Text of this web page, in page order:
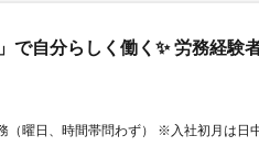
で自分らしく働く✨ 労務経験
（曜日、時間帯問わず） ※入社初月は日